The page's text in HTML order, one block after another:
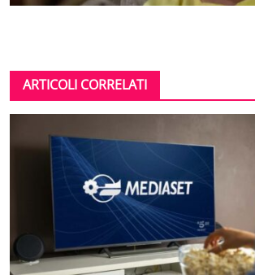
ARTICOLI CORRELATI